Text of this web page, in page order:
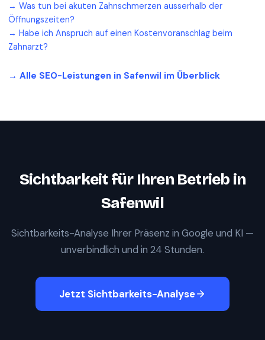
→ Was tun bei akuten Zahnschmerzen ausserhalb der
Öffnungszeiten?
→ Habe ich Anspruch auf einen Kostenvoranschlag beim
Zahnarzt?
→ Alle SEO-Leistungen in Safenwil im Überblick
Sichtbarkeit für Ihren Betrieb in
Safenwil
Sichtbarkeits-Analyse Ihrer Präsenz in Google und KI —
unverbindlich und in 24 Stunden.
Jetzt Sichtbarkeits-Analyse